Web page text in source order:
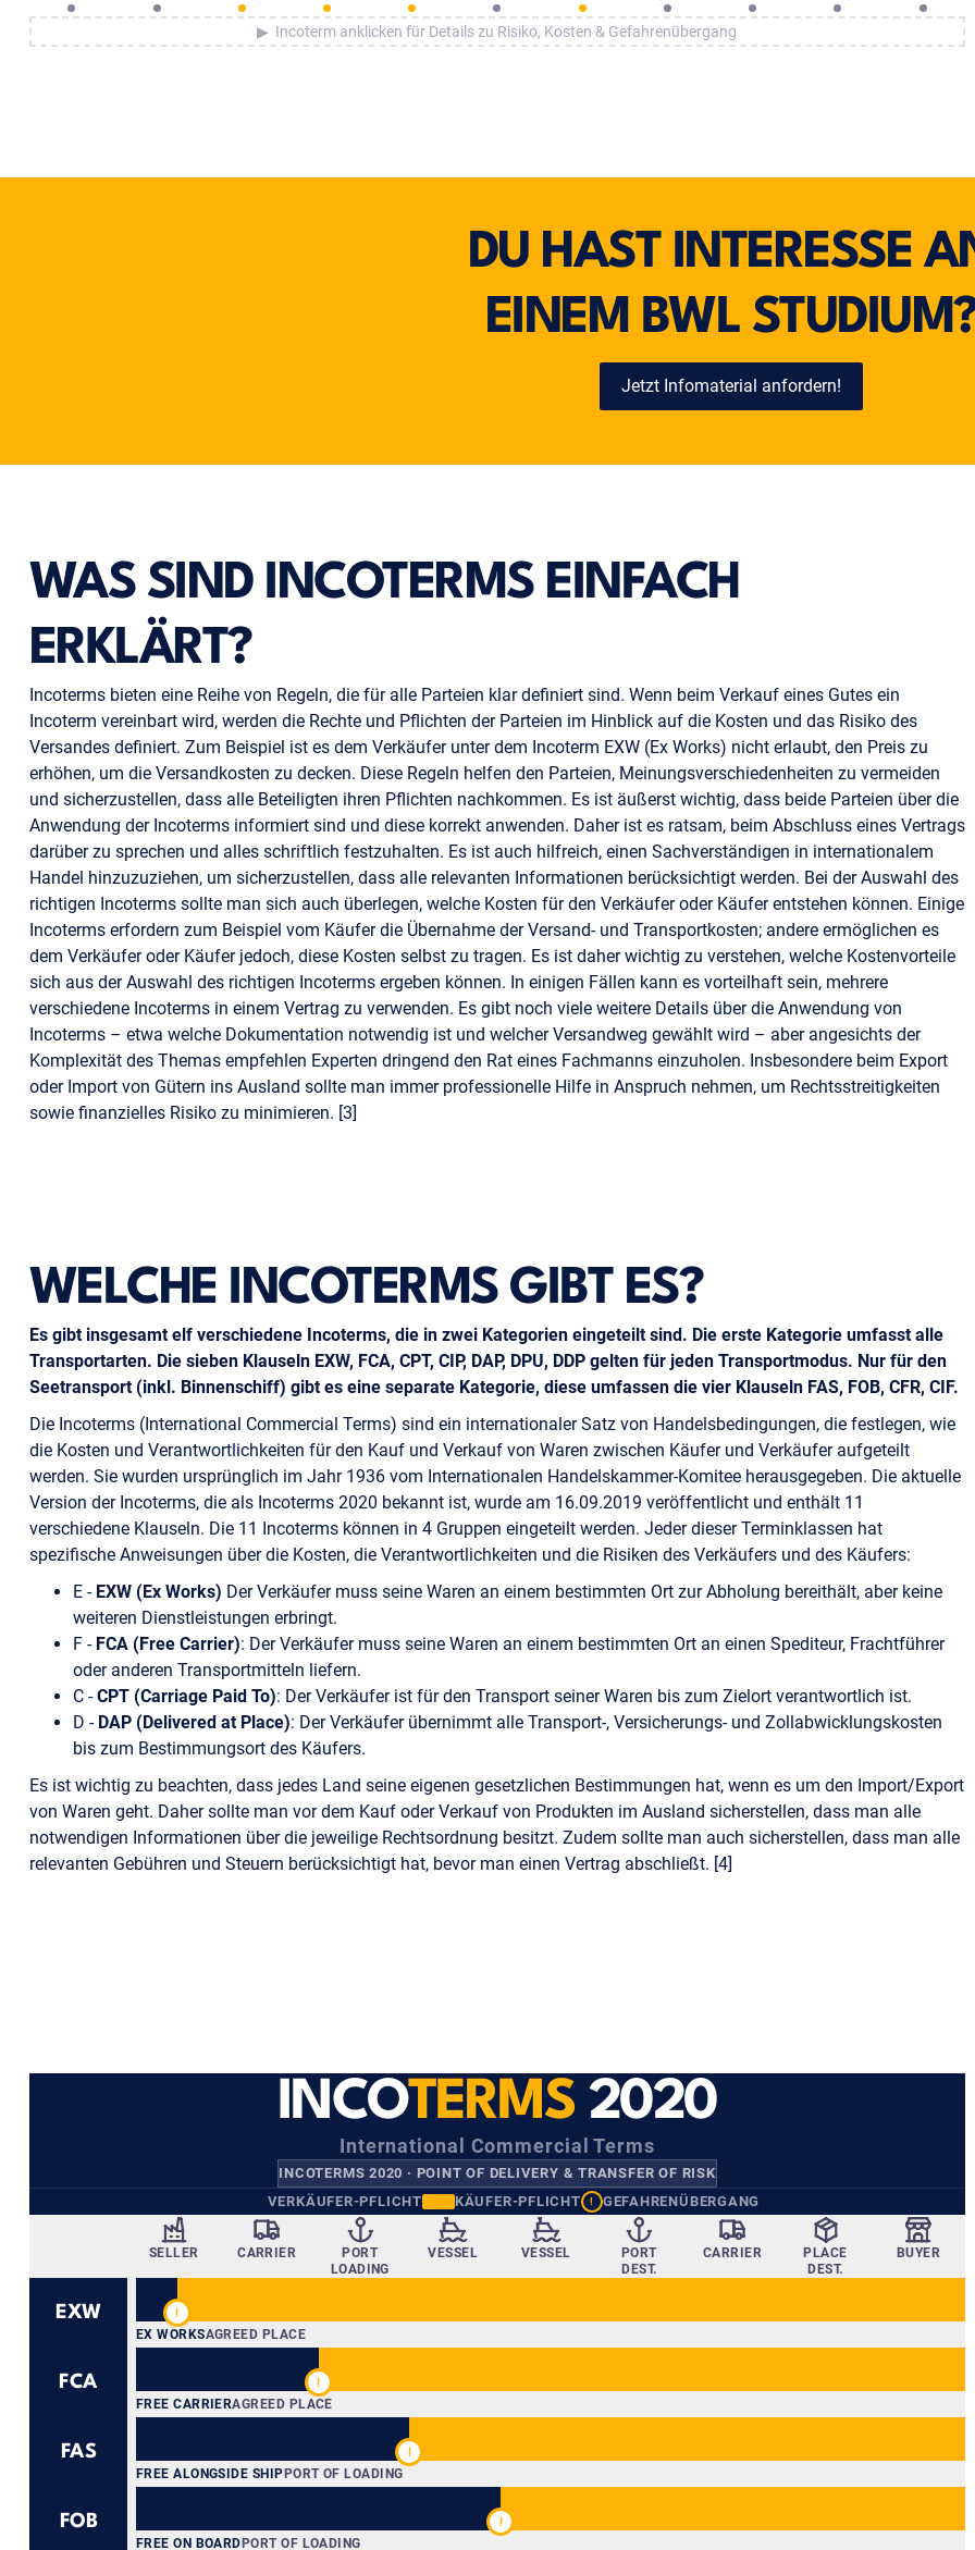
▶ Incoterm anklicken für Details zu Risiko, Kosten & Gefahrenübergang
DU HAST INTERESSE
EINEM BWL
Jetzt Infomaterial anfordern!
WAS SIND INCOTERMS EINFACH
ERKLÄRT?
Incoterms bieten eine Reihe von Regeln, die für alle Parteien klar definiert sind. Wenn beim Verkauf eines Gutes ein
Incoterm vereinbart wird, werden die Rechte und Pflichten der Parteien im Hinblick auf die Kosten und das Risiko des
Versandes definiert. Zum Beispiel ist es dem Verkäufer unter dem Incoterm EXW (Ex Works) nicht erlaubt, den Preis zu
erhöhen, um die Versandkosten zu decken. Diese Regeln helfen den Parteien, Meinungsverschiedenheiten zu vermeiden
und sicherzustellen, dass alle Beteiligten ihren Pflichten nachkommen. Es ist äußerst wichtig, dass beide Parteien über die
Anwendung der Incoterms informiert sind und diese korrekt anwenden. Daher ist es ratsam, beim Abschluss eines Vertrags
darüber zu sprechen und alles schriftlich festzuhalten. Es ist auch hilfreich, einen Sachverständigen in internationalem
Handel hinzuzuziehen, um sicherzustellen, dass alle relevanten Informationen berücksichtigt werden. Bei der Auswahl des
richtigen Incoterms sollte man sich auch überlegen, welche Kosten für den Verkäufer oder Käufer entstehen können. Einige
Incoterms erfordern zum Beispiel vom Käufer die Übernahme der Versand- und Transportkosten; andere ermöglichen es
dem Verkäufer oder Käufer jedoch, diese Kosten selbst zu tragen. Es ist daher wichtig zu verstehen, welche Kostenvorteile
sich aus der Auswahl des richtigen Incoterms ergeben können. In einigen Fällen kann es vorteilhaft sein, mehrere
verschiedene Incoterms in einem Vertrag zu verwenden. Es gibt noch viele weitere Details über die Anwendung von
Incoterms – etwa welche Dokumentation notwendig ist und welcher Versandweg gewählt wird – aber angesichts der
Komplexität des Themas empfehlen Experten dringend den Rat eines Fachmanns einzuholen. Insbesondere beim Export
oder Import von Gütern ins Ausland sollte man immer professionelle Hilfe in Anspruch nehmen, um Rechtsstreitigkeiten
sowie finanzielles Risiko zu minimieren. [3]
WELCHE INCOTERMS GIBT ES?
Es gibt insgesamt elf verschiedene Incoterms, die in zwei Kategorien eingeteilt sind. Die erste Kategorie umfasst alle
Transportarten. Die sieben Klauseln EXW, FCA, CPT, CIP, DAP, DPU, DDP gelten für jeden Transportmodus. Nur für den
Seetransport (inkl. Binnenschiff) gibt es eine separate Kategorie, diese umfassen die vier Klauseln FAS, FOB, CFR, CIF.
Die Incoterms (International Commercial Terms) sind ein internationaler Satz von Handelsbedingungen, die festlegen, wie
die Kosten und Verantwortlichkeiten für den Kauf und Verkauf von Waren zwischen Käufer und Verkäufer aufgeteilt
werden. Sie wurden ursprünglich im Jahr 1936 vom Internationalen Handelskammer-Komitee herausgegeben. Die aktuelle
Version der Incoterms, die als Incoterms 2020 bekannt ist, wurde am 16.09.2019 veröffentlicht und enthält 11
verschiedene Klauseln. Die 11 Incoterms können in 4 Gruppen eingeteilt werden. Jeder dieser Terminklassen hat
spezifische Anweisungen über die Kosten, die Verantwortlichkeiten und die Risiken des Verkäufers und des Käufers:
E - EXW (Ex Works) Der Verkäufer muss seine Waren an einem bestimmten Ort zur Abholung bereithält, aber keine
weiteren Dienstleistungen erbringt.
F - FCA (Free Carrier): Der Verkäufer muss seine Waren an einem bestimmten Ort an einen Spediteur, Frachtführer
oder anderen Transportmitteln liefern.
C -CPT (Carriage Paid To): Der Verkäufer ist für den Transport seiner Waren bis zum Zielort verantwortlich ist.
D - DAP (Delivered at Place): Der Verkäufer übernimmt alle Transport-, Versicherungs- und Zollabwicklungskosten
bis zum Bestimmungsort des Käufers.
Es ist wichtig zu beachten, dass jedes Land seine eigenen gesetzlichen Bestimmungen hat, wenn es um den Import/Export
von Waren geht. Daher sollte man vor dem Kauf oder Verkauf von Produkten im Ausland sicherstellen, dass man alle
notwendigen Informationen über die jeweilige Rechtsordnung besitzt. Zudem sollte man auch sicherstellen, dass man alle
relevanten Gebühren und Steuern berücksichtigt hat, bevor man einen Vertrag abschließt. [4]
INCOTERMS 2020
International Commercial Terms
INCOTERMS 2020 · POINT OF DELIVERY & TRANSFER OF RISK
VERKÄUFER-PFLICHT
KÄUFER-PFLICHT ! GEFAHRENÜBERGANG
SELLER CARRIER
PORT
LOADING
VESSEL VESSEL
PORT
DEST.
CARRIER
PLACE
DEST.
BUYER
EXW !
EX WORKSAGREED PLACE
FCA !
FREE CARRIERAGREED PLACE
FAS !
FREE ALONGSIDE SHIP PORT OF LOADING
FOB !
FREE ON BOARD PORT OF LOADING